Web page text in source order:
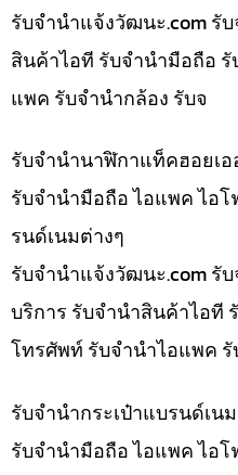
รับจํานําแจ้งวัฒนะ.com รั
สินค้าไอที รับจำนำมือถือ
แพค รับจำนำกล้อง รับจ
รับจำนำนาฬิกาแท็คฮอยเ
รับจำนำมือถือ ไอแพค ไอ
รนด์เนมต่างๆ
รับจํานําแจ้งวัฒนะ.com รั
บริการ รับจำนำสินค้าไอที
โทรศัพท์ รับจำนำไอแพค รั
รับจำนำกระเป๋าแบรนด์เน
รับจำนำมือถือ ไอแพค ไอ